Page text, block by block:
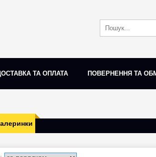
ТА ОПЛАТА ПОВЕРНЕННЯ ТА